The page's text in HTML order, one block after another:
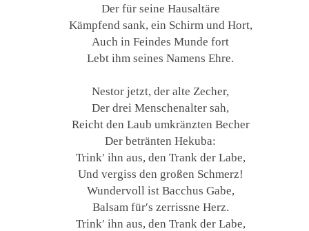
Der für seine Hausaltäre
Kämpfend sank, ein Schirm und Hort,
Auch in Feindes Munde fort
Lebt ihm seines Namens Ehre.
Nestor jetzt, der alte Zecher,
Der drei Menschenalter sah,
Reicht den Laub umkränzten Becher
Der betränten Hekuba:
Trink′ ihn aus, den Trank der Labe,
Und vergiss den großen Schmerz!
Wundervoll ist Bacchus Gabe,
Balsam für′s zerrissne Herz.
Trink′ ihn aus, den Trank der Labe,